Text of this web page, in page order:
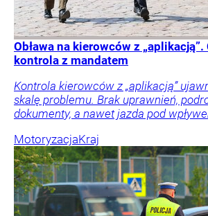
Obława na kierowców z „aplikacją”.
kontrola z mandatem
Kontrola kierowców z „aplikacją”
skalę problemu. Brak uprawnień,
dokumenty, a nawet jazda pod
MotoryzacjaKraj